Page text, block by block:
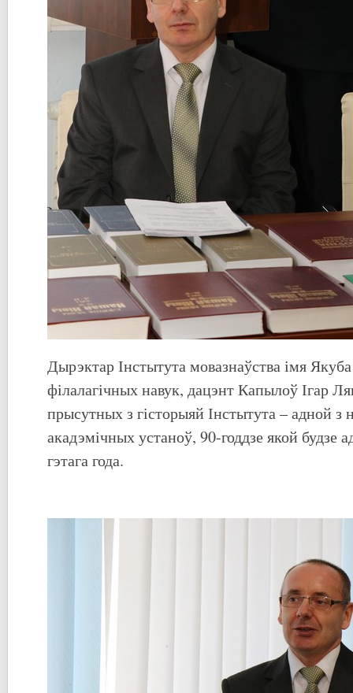
Дырэктар Інстытута мовазнаўства імя
філалагічных навук, дацэнт Капылоў Ігар
прысутных з гісторыяй Інстытута – адной
акадэмічных устаноў, 90-годдзе якой будзе
гэтага года.